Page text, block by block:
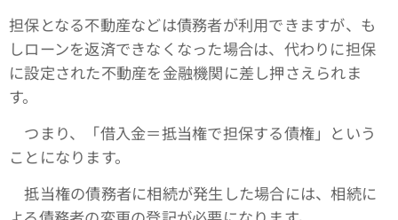
担保となる不動産などは債務者が利用できますが、も
しローンを返済できなくなった場合は、代わりに担保
に設定された不動産を金融機関に差し押さえられま
す。
つまり、「借入金＝抵当権で担保する債権」という
ことになります。
抵当権の債務者に相続が発生した場合には、相続に